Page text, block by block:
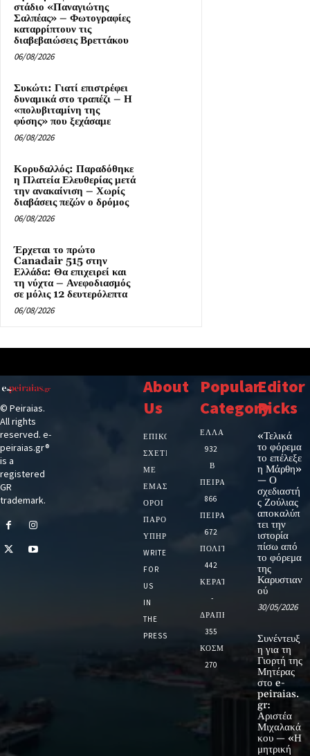
στάδιο «Παναγιώτης
Σαλπέας» – Φωτογραφίες
καταρρίπτουν τις
διαβεβαιώσεις Βρεττάκου
06/08/2026
Συκώτι: Γιατί επιστρέφει
δυναμικά στο τραπέζι – Η
«πολυβιταμίνη της
φύσης» που ξεχάσαμε
06/08/2026
Κορυδαλλός: Παραδόθηκε
η Πλατεία Ελευθερίας μετά
την ανακαίνιση – Χωρίς
διαβάσεις πεζών ο δρόμος
06/08/2026
Έρχεται το πρώτο
Canadair 515 στην
Ελλάδα: Θα επιχειρεί και
τη νύχτα – Ανεφοδιασμός
σε μόλις 12 δευτερόλεπτα
06/08/2026
© Peiraias.
All rights
reserved. e-
peiraias.gr®
is a
registered
GR
trademark.
About
Us
ΕΠΙΚΟΙΝΩΝΙΑ
ΣΧΕΤΙΚΆ
ΜΕ
ΕΜΆΣ
ΌΡΟΙ
ΠΑΡΟΧΉΣ
ΥΠΗΡΕΣΙΏΝ
WRITE
FOR
US
IN
THE
PRESS
Popular
Category
ΕΛΛΑΔΑ
932
Β
ΠΕΙΡΑΙΑ
866
ΠΕΙΡΑΙΑΣ
672
ΠΟΛΙΤΙΚΗ
442
ΚΕΡΑΤΣΙΝΙ
-
ΔΡΑΠΕΤΣΩΝΑ
355
ΚΟΣΜΟΣ
270
Editor
Picks
«Τελικά
το φόρεμα
το επέλεξε
η Μάρθη»
— Ο
σχεδιαστή
ς Ζούλιας
αποκαλύπ
τει την
ιστορία
πίσω από
το φόρεμα
της
Καρυστιαν
ού
30/05/2026
Συνέντευξ
η για τη
Γιορτή της
Μητέρας
στο e-
peiraias.
gr:
Αριστέα
Μιχαλακά
κου — «Η
μητρική